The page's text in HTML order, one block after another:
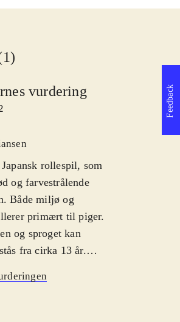
vurdering
rollespil, som
og farvestrålende
Både miljø og
primært til piger.
og sproget kan
fra cirka 13 år.
Ikonerne er i dén
Feedback